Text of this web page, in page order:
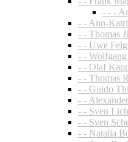
- - -
- - Ann-
- - Thomas
- - Uwe
- - Wolfgang
- - Olaf
- - Thomas
- - Guido
- -
- - Sven
- - Sven
- - Natalia